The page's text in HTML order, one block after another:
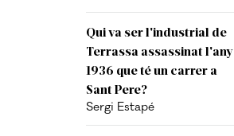
Qui va ser l'industrial de
Terrassa assassinat l'any
1936 que té un carrer a
Sant Pere?
Sergi Estapé